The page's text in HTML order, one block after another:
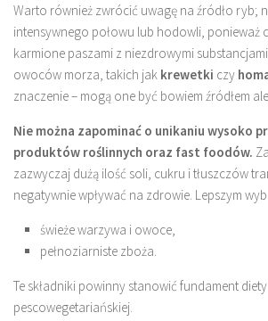
Warto również zwrócić uwagę na źródło ryb;
intensywnego połowu lub hodowli, ponieważ
karmione paszami z niezdrowymi
owoców morza, takich jak krewetki czy
znaczenie – mogą one być bowiem źródłem
Nie można zapominać o unikaniu wysoko
produktów roślinnych oraz fast foodów.
zazwyczaj dużą ilość soli, cukru i tłuszczów
negatywnie wpływać na zdrowie. Lepszym
świeże warzywa i owoce,
pełnoziarniste zboża.
Te składniki powinny stanowić fundament diety
pescowegetariańskiej.